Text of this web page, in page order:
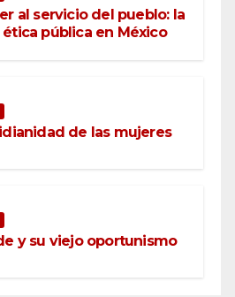
al servicio del pueblo: la
ética pública en México
de las mujeres
y su viejo oportunismo